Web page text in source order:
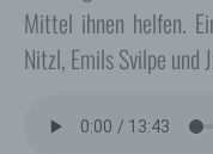
Mittel ihnen helfen.
Nitzl, Emils Svilpe und